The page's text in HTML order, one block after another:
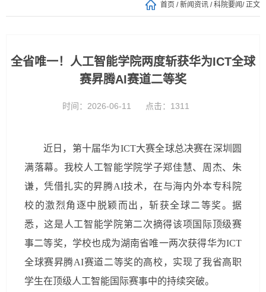
首页 /新闻资讯 /科院要闻/ 正文
全省唯一！人工智能学院两度斩获华为ICT全球
赛昇腾AI赛道二等奖
时间：2026-06-11 点击： 1311
近日，第十届华为ICT大赛全球总决赛在深圳圆
满落幕。我校人工智能学院学子郑佳慧、周杰、朱
谦，凭借扎实的昇腾AI技术，在与海内外本专科院
校的激烈角逐中脱颖而出，斩获全球二等奖。据
悉，这是人工智能学院第二次摘得该项国际顶级赛
事二等奖，学校也成为湖南省唯一两次获得华为ICT
全球赛昇腾AI赛道二等奖的高校，实现了我省高职
学生在顶级人工智能国际赛事中的持续突破。